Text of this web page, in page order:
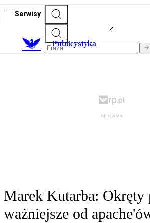
Serwisy
Publicystyka
Marek Kutarba: Okręty
ważniejsze od